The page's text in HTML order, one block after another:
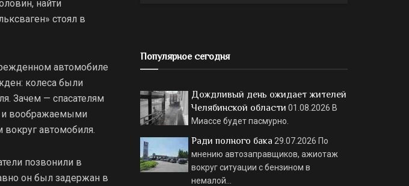
найти
стоял в
автомобиле
колеса были
Зачем — спасателям
и воображаемыми
вокруг автомобиля.
позвонили в
он был задержан в
Популярное сегодня
Дождливый день ожидает жителей
Челябинской области 01.08.2026 В
Миассе будет пасмурно.
Ради полного бака 29.07.2026 По
мнению автозаправщиков, ажиотаж
вокруг ситуации с бензином в
немалой…